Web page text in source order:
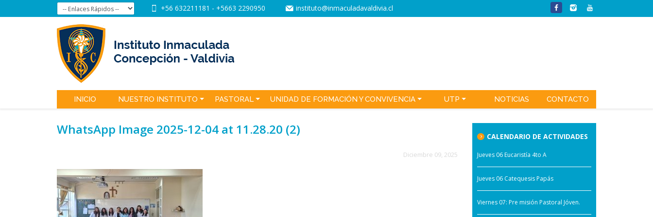
+56 632211181 - +5663 2290950 instituto@inmaculadavaldivia.cl
INICIO NUESTRO INSTITUTO PASTORAL UNIDAD DE FORMACIÓN Y CONVIVENCIA UTP NOTICIAS CONTACTO
WhatsApp Image 2025-12-04 at 11.28.20 (2)
Diciembre 09, 2025
CALENDARIO DE ACTIVIDADES
Jueves 06 Eucaristía 4to A
Jueves 06 Catequesis Papás
Viernes 07: Pre misión Pastoral Jóven.